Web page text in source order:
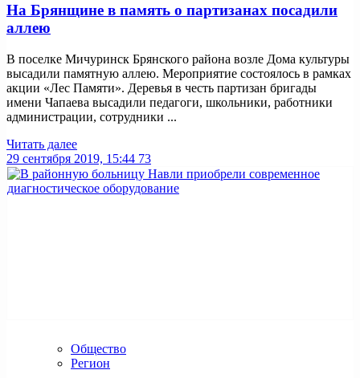
На Брянщине в память о партизанах посадили
аллею
В поселке Мичуринск Брянского района возле Дома культуры
высадили памятную аллею. Мероприятие состоялось в рамках
акции «Лес Памяти». Деревья в честь партизан бригады
имени Чапаева высадили педагоги, школьники, работники
администрации, сотрудники ...
Читать далее
29 сентября 2019, 15:44 73
Общество
Регион